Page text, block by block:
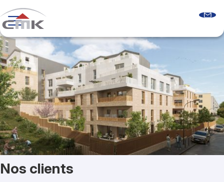
to
content
Programmes neufs
Logements récents
Le guide sur l’accession sociale
Comprendre les aides à l’accession
Glossaire & FAQ
Qui sommes-nous ?
Découvrir CMK
Notre équipe
Nos agences
Nos clients
Nos clients